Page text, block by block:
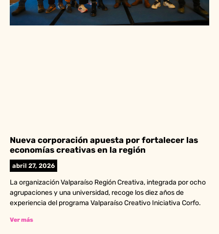
Nueva corporación apuesta por fortalecer las
economías creativas en la región
abril 27, 2026
La organización Valparaíso Región Creativa, integrada por ocho
agrupaciones y una universidad, recoge los diez años de
experiencia del programa Valparaíso Creativo Iniciativa Corfo.
Ver más